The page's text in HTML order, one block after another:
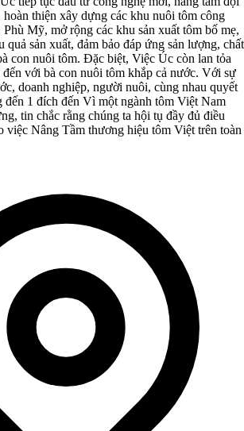
thiện xây dựng các khu nuôi tôm công
Mỹ, mở rộng các khu sản xuất tôm bố mẹ,
quả sản xuất, đảm bảo đáp ứng sản lượng, chất
con nuôi tôm. Đặc biệt, Việc Úc còn lan tỏa
đến với bà con nuôi tôm khắp cả nước. Với sự
doanh nghiệp, người nuôi, cùng nhau quyết
đến 1 đích đến Vì một ngành tôm Việt Nam
tin chắc rằng chúng ta hội tụ đầy đủ điều
việc Nâng Tầm thương hiệu tôm Việt trên toàn